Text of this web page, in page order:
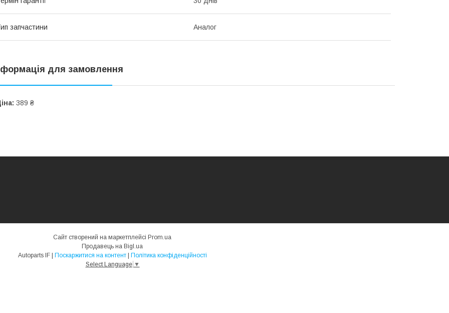
запчастини Аналог
для замовлення
389 ₴
Сайт створений на маркетплейсі Prom.ua
Продавець на Bigl.ua
Autoparts IF | Поскаржитися на контент | Політика конфіденційності
Select Language ▼